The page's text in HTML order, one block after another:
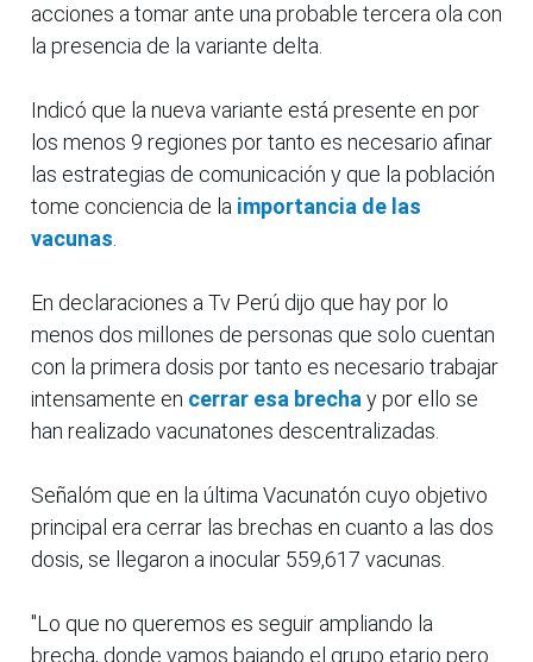
acciones a tomar ante una probable tercera ola con
la presencia de la variante delta.
Indicó que la nueva variante está presente en por
los menos 9 regiones por tanto es necesario afinar
las estrategias de comunicación y que la población
tome conciencia de la importancia de las
vacunas
En declaraciones a Tv Perú dijo que hay por lo
menos dos millones de personas que solo cuentan
con la primera dosis por tanto es necesario trabajar
intensamente en cerrar esa brecha y por ello se
han realizado vacunatones descentralizadas.
Señalóm que en la última Vacunatón cuyo objetivo
principal era cerrar las brechas en cuanto a las dos
dosis, se llegaron a inocular 559,617 vacunas.
"Lo que no queremos es seguir ampliando la
brecha, donde vamos bajando el grupo etario pero